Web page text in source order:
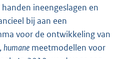
ineengeslagen en
bij aan een
voor de ontwikkeling van
humane meetmodellen voor